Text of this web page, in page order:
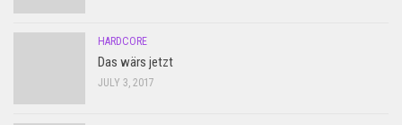
HARDCORE
Das wärs jetzt
JULY 3, 2017